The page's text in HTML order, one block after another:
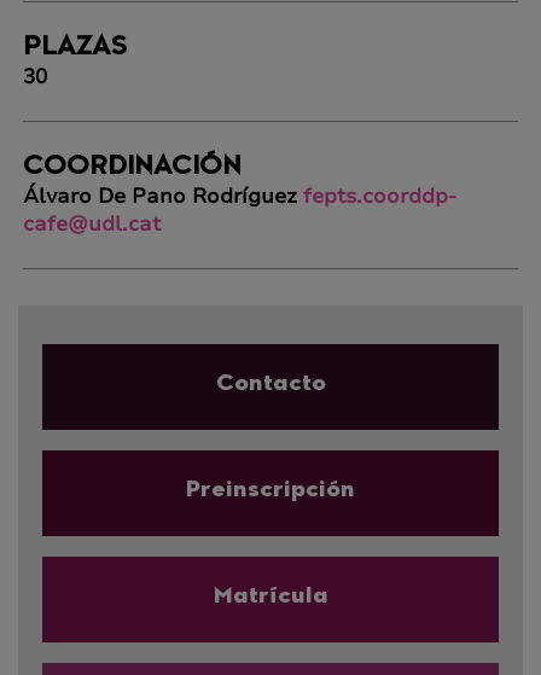
PLAZAS
30
COORDINACIÓN
Álvaro De Pano Rodríguez fepts.coorddp-
cafe@udl.cat
Contacto
Preinscripción
Matrícula